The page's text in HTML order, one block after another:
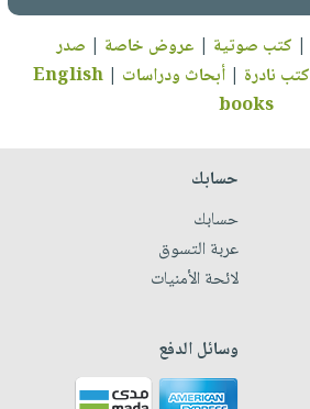
| كتب صوتية | عروض خاصة | صدر
كتب نادرة |أبحاث ودراسات |
English
books
حسابك
حسابك
عربة التسوق
لائحة الأمنيات
وسائل الدفع